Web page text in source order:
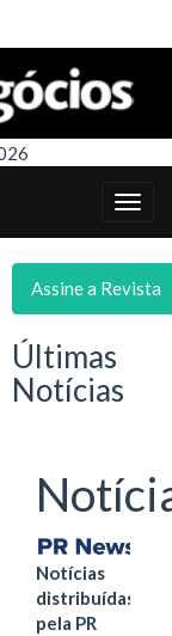
Assine a Revista
Últimas
Notícias
Notícias
distribuídas
pela PR